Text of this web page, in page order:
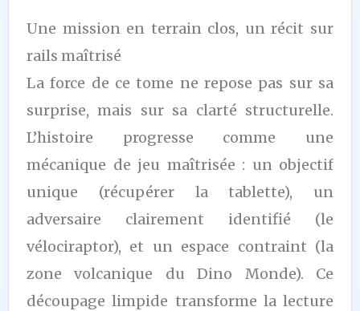
Une mission en terrain clos, un récit sur
rails maîtrisé
La force de ce tome ne repose pas sur sa
surprise, mais sur sa clarté structurelle.
L’histoire progresse comme une
mécanique de jeu maîtrisée : un objectif
unique (récupérer la tablette), un
adversaire clairement identifié (le
vélociraptor), et un espace contraint (la
zone volcanique du Dino Monde). Ce
découpage limpide transforme la lecture